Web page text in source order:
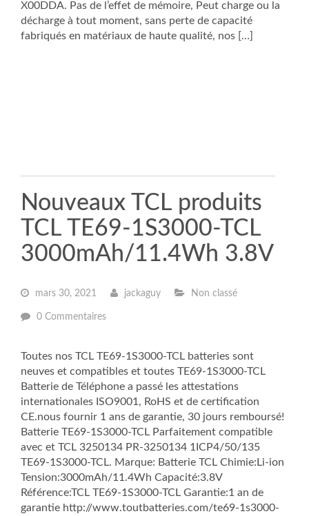
X00DDA. Pas de l’effet de mémoire, Peut charge ou la
décharge à tout moment, sans perte de capacité
fabriqués en matériaux de haute qualité, nos […]
Nouveaux TCL produits
TCL TE69-1S3000-TCL
3000mAh/11.4Wh 3.8V
mars 30, 2021 jackaguy Non classé
0 Commentaires
Toutes nos TCL TE69-1S3000-TCL batteries sont
neuves et compatibles et toutes TE69-1S3000-TCL
Batterie de Téléphone a passé les attestations
internationales ISO9001, RoHS et de certification
CE.nous fournir 1 ans de garantie, 30 jours remboursé!
Batterie TE69-1S3000-TCL Parfaitement compatible
avec et TCL 3250134 PR-3250134 1ICP4/50/135
TE69-1S3000-TCL. Marque: Batterie TCL Chimie:Li-ion
Tension:3000mAh/11.4Wh Capacité:3.8V
Référence:TCL TE69-1S3000-TCL Garantie:1 an de
garantie http://www.toutbatteries.com/te69-1s3000-